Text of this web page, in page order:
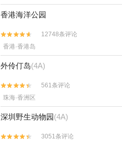
香港海洋公园


12748条评论
香港·香港岛
外伶仃岛(4A)


561条评论
珠海·香洲区
深圳野生动物园(4A)

 3051条评论